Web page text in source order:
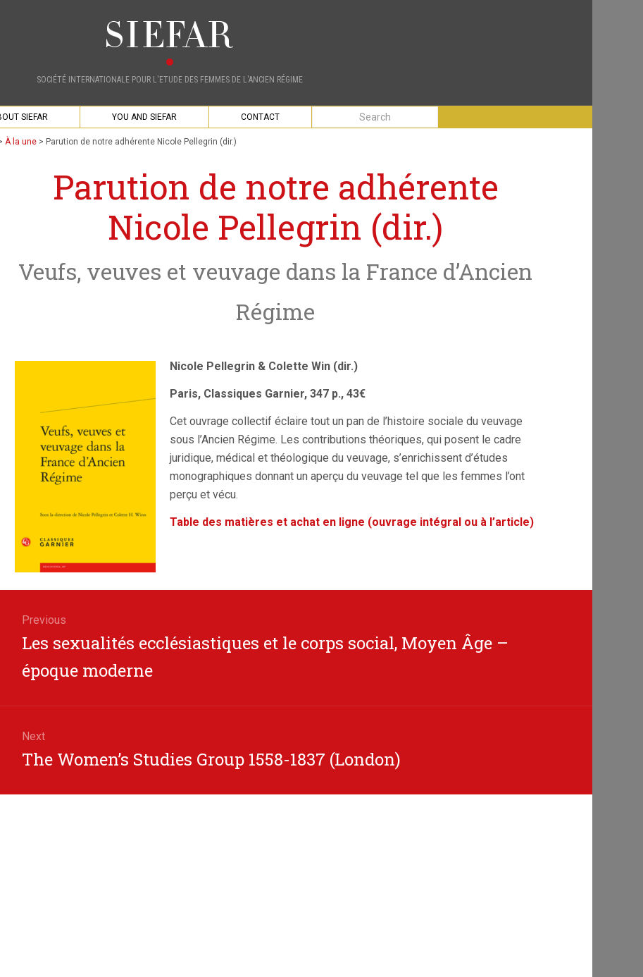
SOCIÉTÉ INTERNATIONALE POUR L'ETUDE DES FEMMES DE L'ANCIEN RÉGIME
SIEFAR YOU AND SIEFAR CONTACT
À la une > Parution de notre adhérente Nicole Pellegrin (dir.)
Parution de notre adhérente
Nicole Pellegrin (dir.)
Veufs, veuves et veuvage dans la France d’Ancien
Régime
Nicole Pellegrin & Colette Win (dir.)
Paris, Classiques Garnier, 347 p., 43€
Cet ouvrage collectif éclaire tout un pan de l’histoire sociale du veuvage
sous l’Ancien Régime. Les contributions théoriques, qui posent le cadre
juridique, médical et théologique du veuvage, s’enrichissent d’études
monographiques donnant un aperçu du veuvage tel que les femmes l’ont
perçu et vécu.
Table des matières et achat en ligne (ouvrage intégral ou à l’article)
Previous
Previous
Les sexualités ecclésiastiques et le corps social, Moyen Âge –
époque moderne
Next
Next
The Women’s Studies Group 1558-1837 (London)